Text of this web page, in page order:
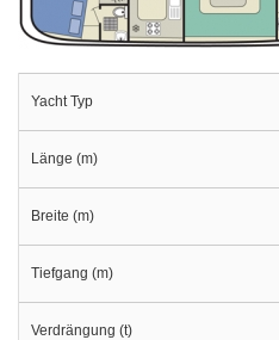
Yacht Typ
Länge (m)
Breite (m)
Tiefgang (m)
Verdrängung (t)